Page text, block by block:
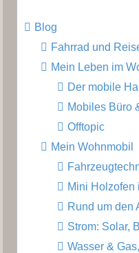
Blog
Fahrrad und
Mein Leben im
Der mobile
Mobiles Büro
Offtopic
Mein Wohnmobil
Mini Holzofen
Rund um den
Strom: Solar,
Wasser &